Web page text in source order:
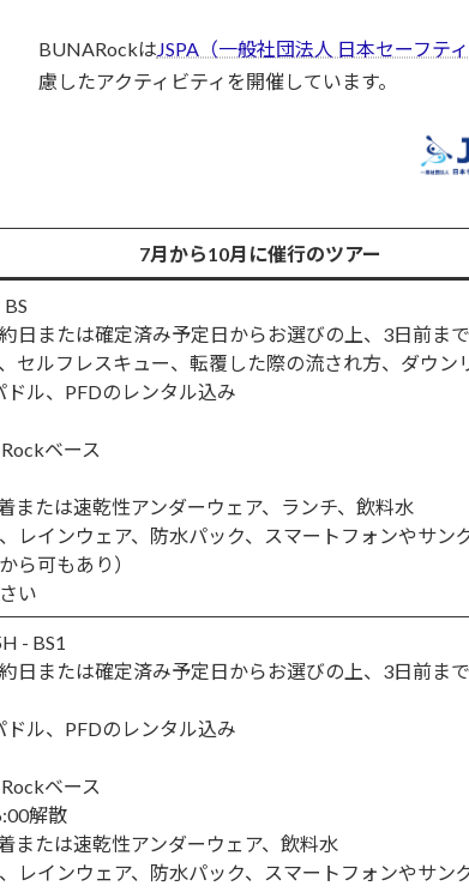
BUNARockはJSPA（一般社団法人 日本セーフテ
慮したアクティビティを開催しています。
7月から10月に催行のツアー
日または確定済み予定日からお選びの上、3日前ま
セルフレスキュー、転覆した際の流され方、ダウン
ル、PFDのレンタル込み
ベース
または速乾性アンダーウェア、ランチ、飲料水
レインウェア、防水パック、スマートフォンやサン
ら可もあり）
い
- BS1
日または確定済み予定日からお選びの上、3日前ま
ル、PFDのレンタル込み
ベース
解散
または速乾性アンダーウェア、飲料水
レインウェア、防水パック、スマートフォンやサン